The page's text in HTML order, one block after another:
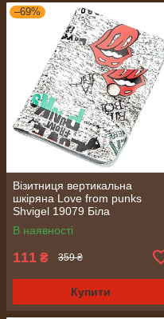
–69%
Візитниця вертикальна
шкіряна Love from punks
Shvigel 19079 Біла
В наявності
111 ₴ 359 ₴
Купити